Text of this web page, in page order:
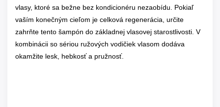
vlasy, ktoré sa bežne bez kondicionéru nezaobídu. Pokiaľ
vaším konečným cieľom je celková regenerácia, určite
zahrňte tento šampón do základnej vlasovej starostlivosti. V
kombinácii so sériou ružových vodičiek vlasom dodáva
okamžite lesk, hebkosť a pružnosť.